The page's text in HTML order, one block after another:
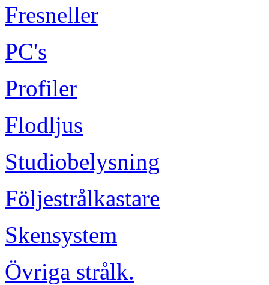
Fresneller
PC's
Profiler
Flodljus
Studiobelysning
Följestrålkastare
Skensystem
Övriga strålk.